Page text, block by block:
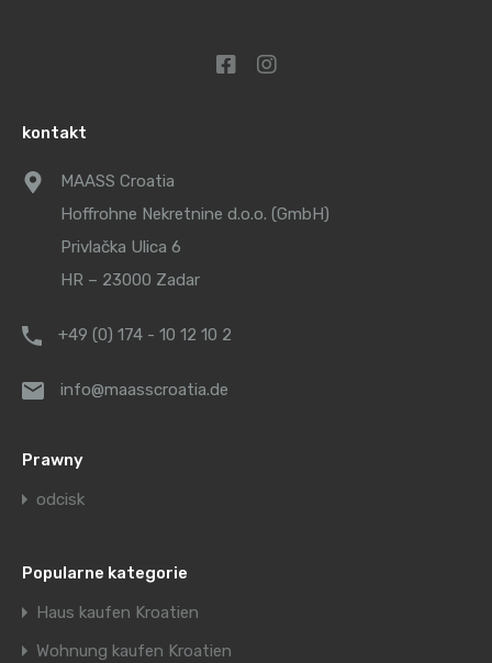
kontakt
MAASS Croatia
Hoffrohne Nekretnine d.o.o. (GmbH)
Privlačka Ulica 6
HR – 23000 Zadar
+49 (0) 174 - 10 12 10 2
info@maasscroatia.de
Prawny
odcisk
Popularne kategorie
Haus kaufen Kroatien
Wohnung kaufen Kroatien